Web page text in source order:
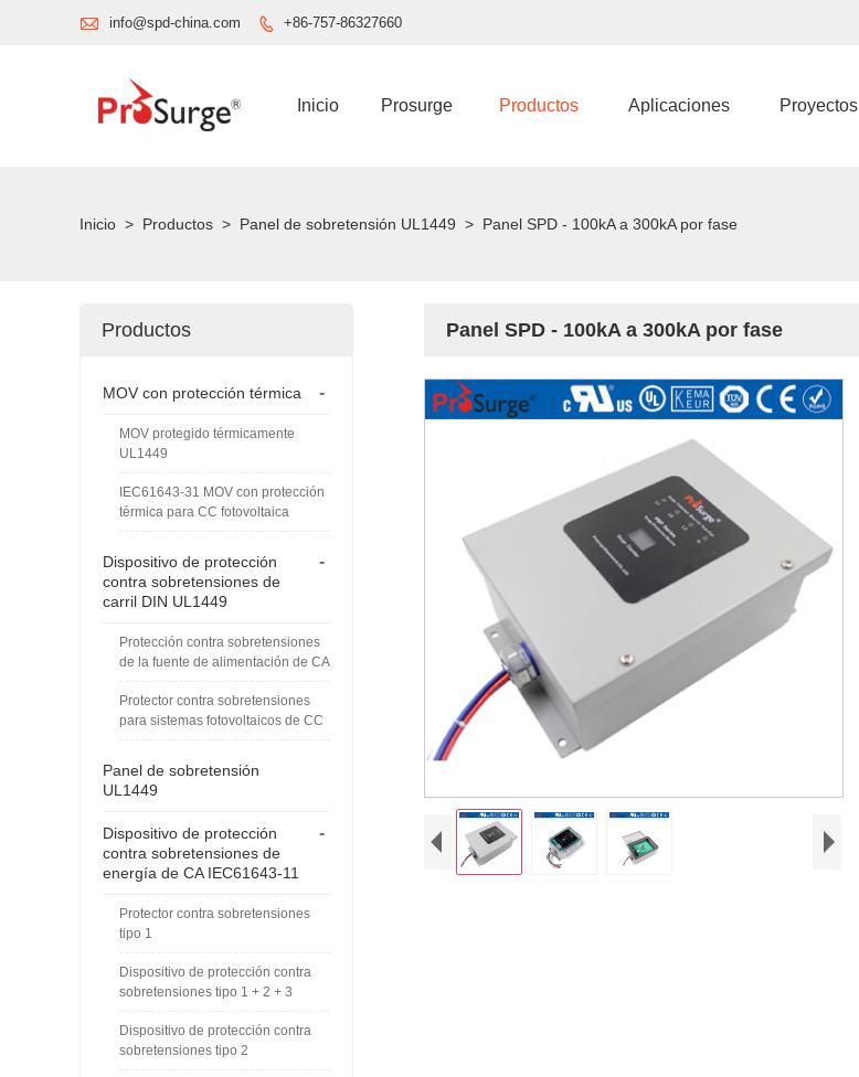
 info@spd-china.com  +86-757-86327660
Inicio Prosurge Productos Aplicaciones Proyectos
Inicio > Productos > Panel de sobretensión UL1449 > Panel SPD - 100kA a 300kA por fase
Panel SPD - 100kA a 300kA por fase
Productos
-
MOV con protección térmica
MOV protegido térmicamente
UL1449
IEC61643-31 MOV con protección
térmica para CC fotovoltaica
-
Dispositivo de protección
contra sobretensiones de
carril DIN UL1449
Protección contra sobretensiones
de la fuente de alimentación de CA
Protector contra sobretensiones
para sistemas fotovoltaicos de CC
Panel de sobretensión
UL1449
-
Dispositivo de protección
contra sobretensiones de
energía de CA IEC61643-11
Protector contra sobretensiones
tipo 1
Dispositivo de protección contra
sobretensiones tipo 1 + 2 + 3
Dispositivo de protección contra
sobretensiones tipo 2